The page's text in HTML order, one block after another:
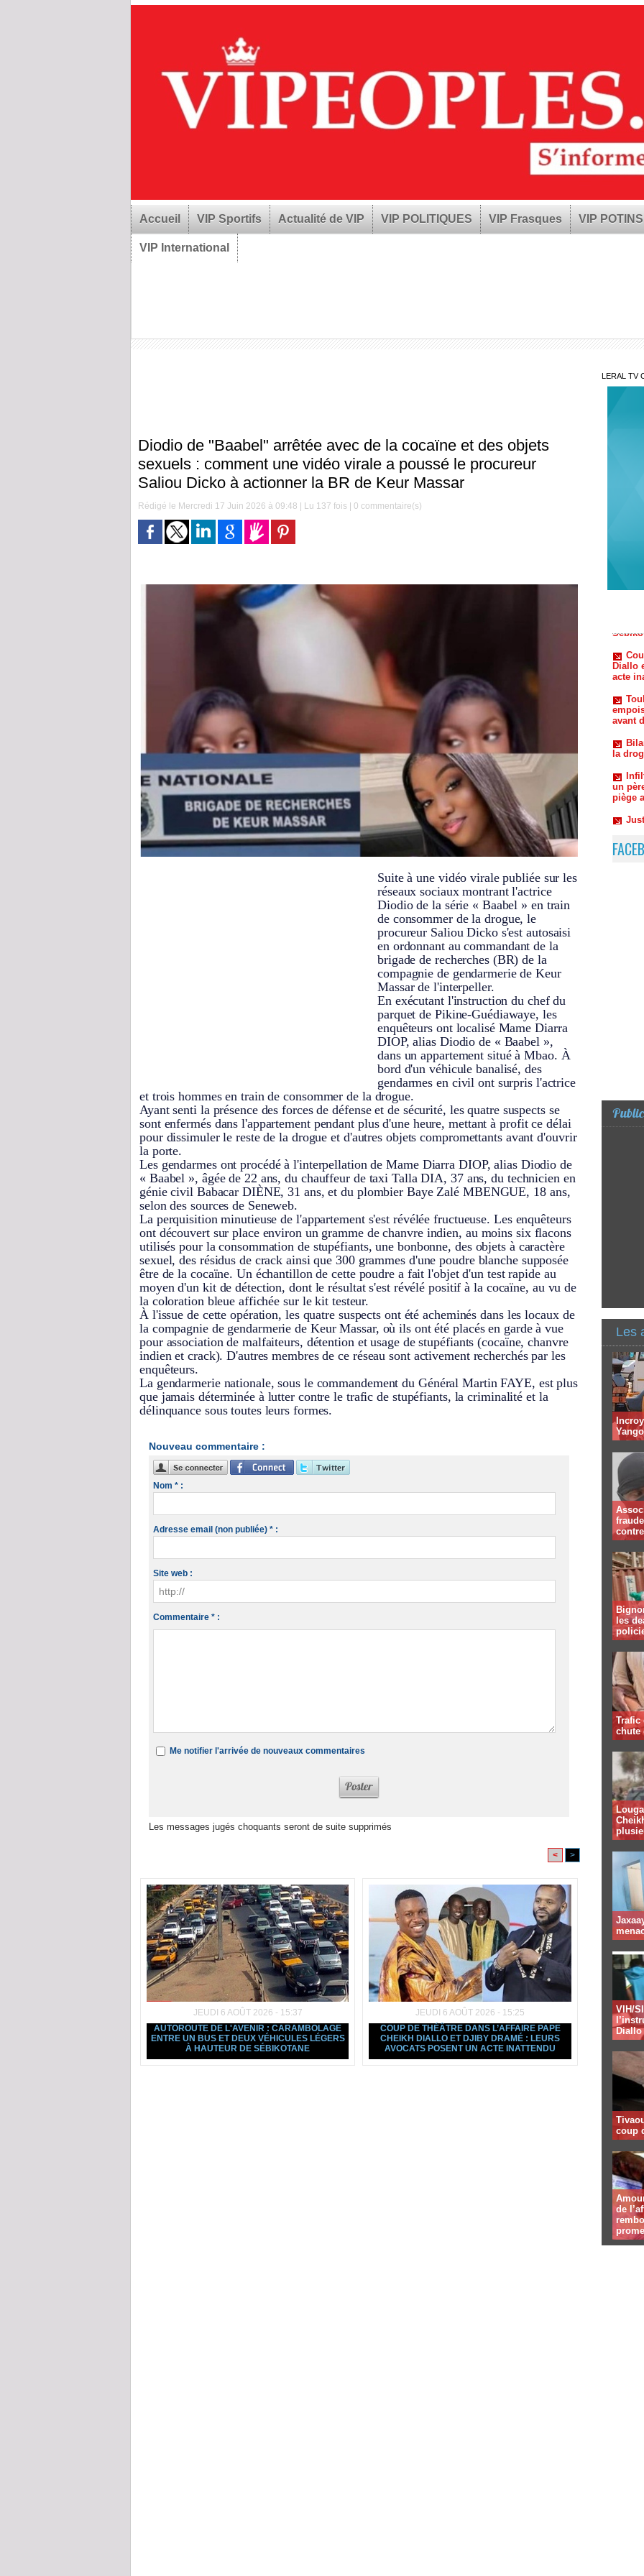
Accueil VIP Sportifs Actualité de VIP VIP POLITIQUES VIP Frasques VIP POTINS
VIP International
Diodio de "Baabel" arrêtée avec de la cocaïne et des objets
sexuels : comment une vidéo virale a poussé le procureur
Saliou Dicko à actionner la BR de Keur Massar
Rédigé le Mercredi 17 Juin 2026 à 09:48 | Lu 137 fois | 0 commentaire(s)
Suite à une vidéo virale publiée sur les
réseaux sociaux montrant l'actrice
Diodio de la série « Baabel » en train
de consommer de la drogue, le
procureur Saliou Dicko s'est autosaisi
en ordonnant au commandant de la
brigade de recherches (BR) de la
compagnie de gendarmerie de Keur
Massar de l'interpeller.
En exécutant l'instruction du chef du
parquet de Pikine-Guédiawaye, les
enquêteurs ont localisé Mame Diarra
DIOP, alias Diodio de « Baabel »,
dans un appartement situé à Mbao. À
bord d'un véhicule banalisé, des
gendarmes en civil ont surpris l'actrice
et trois hommes en train de consommer de la drogue.
Ayant senti la présence des forces de défense et de sécurité, les quatre suspects se
sont enfermés dans l'appartement pendant plus d'une heure, mettant à profit ce délai
pour dissimuler le reste de la drogue et d'autres objets compromettants avant d'ouvrir
la porte.
Les gendarmes ont procédé à l'interpellation de Mame Diarra DIOP, alias Diodio de
« Baabel », âgée de 22 ans, du chauffeur de taxi Talla DIA, 37 ans, du technicien en
génie civil Babacar DIÈNE, 31 ans, et du plombier Baye Zalé MBENGUE, 18 ans,
selon des sources de Seneweb.
La perquisition minutieuse de l'appartement s'est révélée fructueuse. Les enquêteurs
ont découvert sur place environ un gramme de chanvre indien, au moins six flacons
utilisés pour la consommation de stupéfiants, une bonbonne, des objets à caractère
sexuel, des résidus de crack ainsi que 300 grammes d'une poudre blanche supposée
être de la cocaïne. Un échantillon de cette poudre a fait l'objet d'un test rapide au
moyen d'un kit de détection, dont le résultat s'est révélé positif à la cocaïne, au vu de
la coloration bleue affichée sur le kit testeur.
À l'issue de cette opération, les quatre suspects ont été acheminés dans les locaux de
la compagnie de gendarmerie de Keur Massar, où ils ont été placés en garde à vue
pour association de malfaiteurs, détention et usage de stupéfiants (cocaïne, chanvre
indien et crack). D'autres membres de ce réseau sont activement recherchés par les
enquêteurs.
La gendarmerie nationale, sous le commandement du Général Martin FAYE, est plus
que jamais déterminée à lutter contre le trafic de stupéfiants, la criminalité et la
délinquance sous toutes leurs formes.
Nouveau commentaire :
Nom * :
Adresse email (non publiée) * :
Site web :
Commentaire * :
Me notifier l'arrivée de nouveaux commentaires
Les messages jugés choquants seront de suite supprimés
< >
JEUDI 6 AOÛT 2026 - 15:37
AUTOROUTE DE L'AVENIR : CARAMBOLAGE
ENTRE UN BUS ET DEUX VÉHICULES LÉGERS
À HAUTEUR DE SÉBIKOTANE
JEUDI 6 AOÛT 2026 - 15:25
COUP DE THÉÂTRE DANS L’AFFAIRE PAPE
CHEIKH DIALLO ET DJIBY DRAMÉ : LEURS
AVOCATS POSENT UN ACTE INATTENDU
LERAL TV
un
Diallo
la
un
Les
les
Trafic
chute
VIH/
Diallo
coup
de